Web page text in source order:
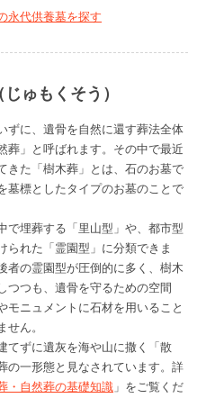
永代供養墓を探す
ゅもくそう）
ずに、遺骨を自然に還す葬法全体
葬」と呼ばれます。その中で最近
きた「樹木葬」とは、石のお墓で
墓標としたタイプのお墓のことで
で埋葬する「里山型」や、都市型
られた「霊園型」に分類できま
者の霊園型が圧倒的に多く、樹木
つつも、遺骨を守るための空間
モニュメントに石材を用いること
せん。
てずに遺灰を海や山に撒く「散
の一形態と見なされています。詳
・自然葬の基礎知識 」をご覧くだ